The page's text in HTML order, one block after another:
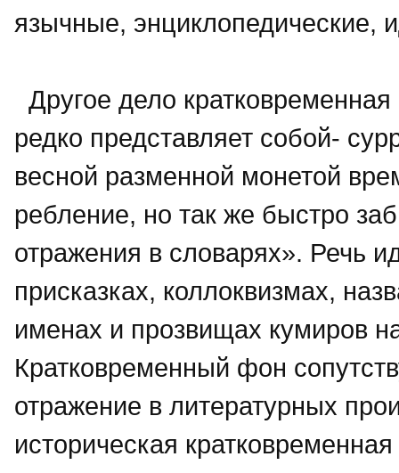
язычные, энциклопедические,
Другое дело
редко представляет собой-
весной разменной монетой
ребление, но так же быстро
отражения в словарях». Речь
присказках, коллоквизмах,
именах и прозвищах кумиров
Кратковременный фон
отражение в литературных
историческая